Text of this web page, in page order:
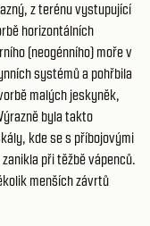
z terénu vystupující
horizontálních
(neogénního) moře v
systémů a pohřbila
malých jeskyněk,
byla takto
kde se s příbojovými
při těžbě vápenců.
menších závrtů